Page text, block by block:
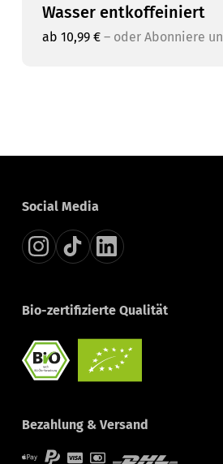
Wasser entkoffeiniert
ab 10,99 € –oder Abonniere
Social Media
Bio-zertifizierte Qualität
Bezahlung & Versand